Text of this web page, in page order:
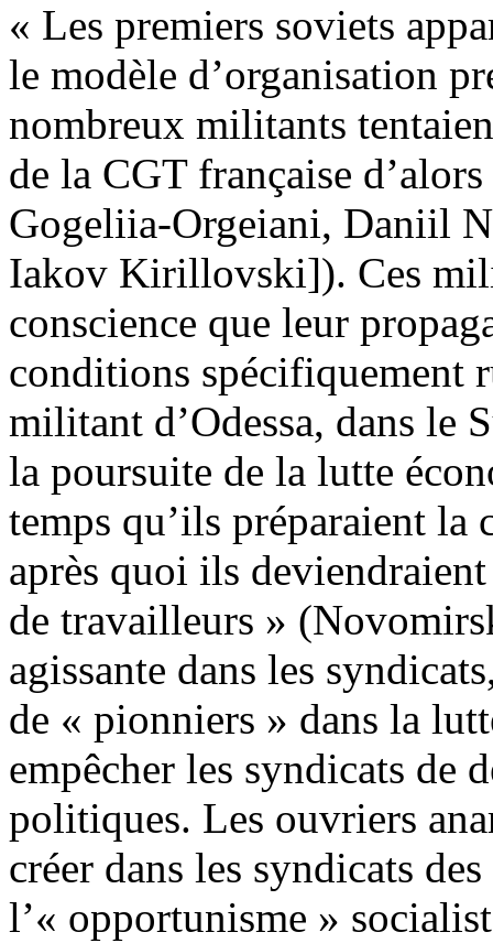
« Les premiers soviets
le modèle d’organisation
nombreux militants
de la CGT française
Gogeliia-Orgeiani, Daniil
Iakov Kirillovski]). Ces
conscience que leur
conditions spécifiquement
militant d’Odessa, dans le
la poursuite de la lutte
temps qu’ils préparaient
après quoi ils
de travailleurs »
agissante dans les
de « pionniers » dans la
empêcher les syndicats de
politiques. Les ouvriers
créer dans les syndicats
l’« opportunisme »